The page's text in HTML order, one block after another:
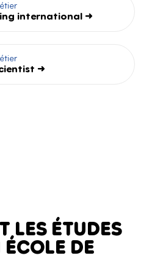
international →
→
LES ÉTUDES
DE